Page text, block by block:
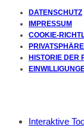
DATENSCHUTZ
IMPRESSUM
COOKIE-
HISTORIE DER
Interaktive